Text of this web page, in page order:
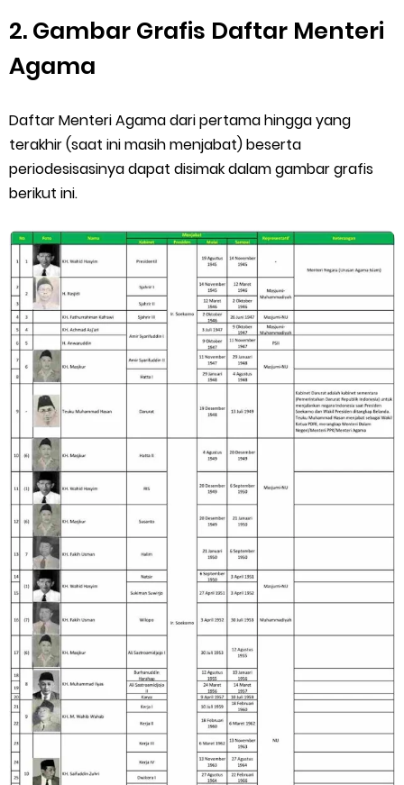
2. Gambar Grafis Daftar Menteri
Agama
Daftar Menteri Agama dari pertama hingga yang
terakhir (saat ini masih menjabat) beserta
periodesisasinya dapat disimak dalam gambar grafis
berikut ini.